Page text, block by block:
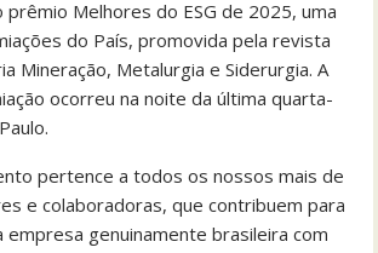
prêmio Melhores do ESG de 2025, uma
do País, promovida pela revista
Mineração, Metalurgia e Siderurgia. A
ocorreu na noite da última quarta-
pertence a todos os nossos mais de
e colaboradoras, que contribuem para
empresa genuinamente brasileira com